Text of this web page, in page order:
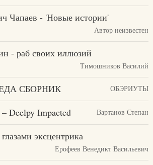
Чапаев - 'Новые истории'
Автор неизвестен
- раб своих иллюзий
Тимошников Василий
СБОРНИК ОБЭРИУТЫ
Deelpy Impacted Вартанов Степан
эксцентрика
Ерофеев Венедикт Васильевич